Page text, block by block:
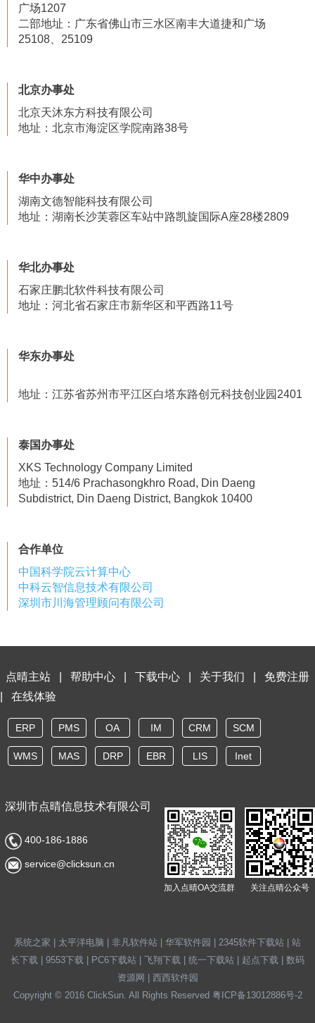
广场1207
二部地址：广东省佛山市三水区南丰大道捷和广场
25108、25109
北京办事处
北京天沐东方科技有限公司
地址：北京市海淀区学院南路38号
华中办事处
湖南文德智能科技有限公司
地址：湖南长沙芙蓉区车站中路凯旋国际A座28楼2809
华北办事处
石家庄鹏北软件科技有限公司
地址：河北省石家庄市新华区和平西路11号
华东办事处
地址：江苏省苏州市平江区白塔东路创元科技创业园2401
泰国办事处
XKS Technology Company Limited
地址：514/6 Prachasongkhro Road, Din Daeng
Subdistrict, Din Daeng District, Bangkok 10400
合作单位
中国科学院云计算中心
中科云智信息技术有限公司
深圳市川海管理顾问有限公司
点晴主站 帮助中心 下载中心 关于我们
免费注册
在线体验
ERP PMS OA IM CRM SCM
WMS MAS DRP EBR LIS Inet
深圳市点晴信息技术有限公司
400-186-1886
service@clicksun.cn
加入点晴OA交流群 关注点晴公众号
系统之家 太平洋电脑 非凡软件站 华军软件园 2345软件下载站
站
长下载
9553下载 PC6下载站 飞翔下载 统一下载站 起点下载
数码
资源网
西西软件园
Copyright © 2016 ClickSun. All Rights Reserved 粤ICP备13012886号-2